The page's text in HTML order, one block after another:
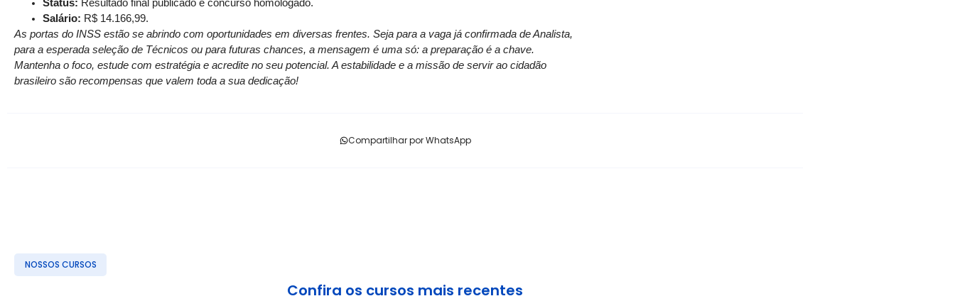
Status: Resultado final publicado e concurso homologado.
Salário: R$ 14.166,99.
As portas do INSS estão se abrindo com oportunidades em diversas frentes. Seja para a vaga já confirmada de Analista,
para a esperada seleção de Técnicos ou para futuras chances, a mensagem é uma só: a preparação é a chave.
Mantenha o foco, estude com estratégia e acredite no seu potencial. A estabilidade e a missão de servir ao cidadão
brasileiro são recompensas que valem toda a sua dedicação!
Compartilhar por WhatsApp
NOSSOS CURSOS
Confira os cursos mais recentes